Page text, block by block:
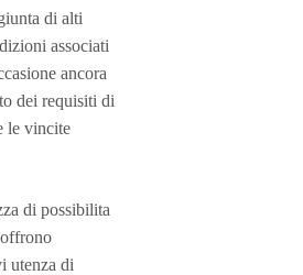
di alti
associati
ancora
dei requisiti di
le vincite
di possibilita
utenza di